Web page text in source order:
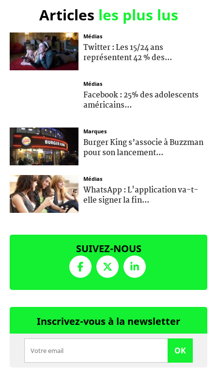
Articles les plus lus
Médias
Twitter : Les 15/24 ans
représentent 42 % des...
Médias
Facebook : 25% des adolescents
américains...
Marques
Burger King s’associe à Buzzman
pour son lancement...
Médias
WhatsApp : L'application va-t-
elle signer la fin...
SUIVEZ-NOUS
Inscrivez-vous à la newsletter
OK